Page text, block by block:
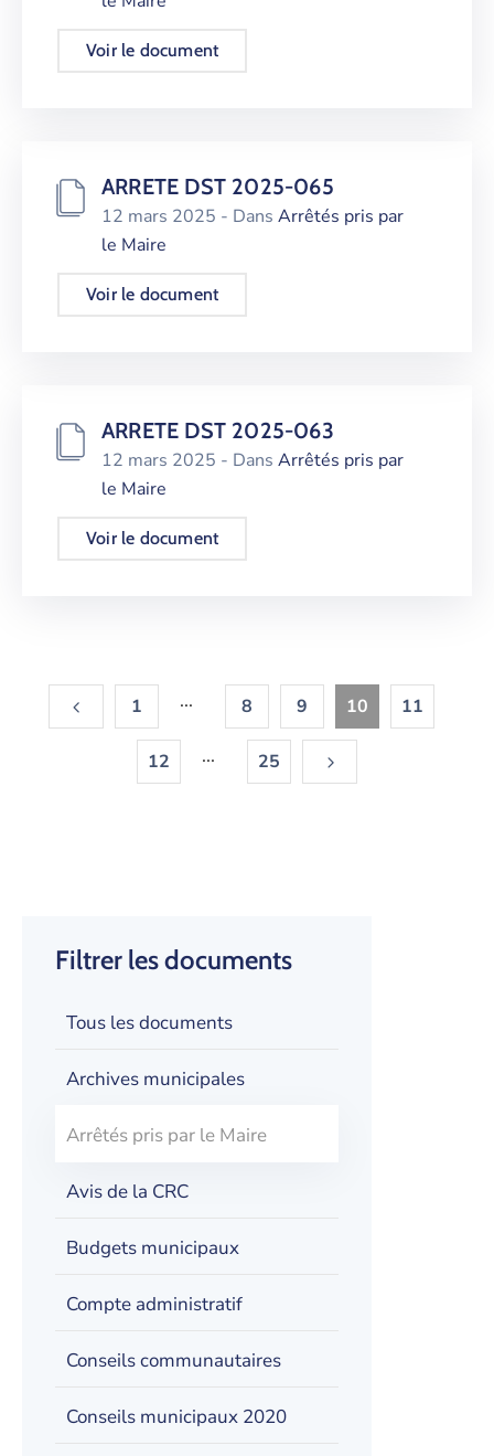
Filtrer les documents
Tous les documents
Archives municipales
Arrêtés pris par le Maire
Avis de la CRC
Budgets municipaux
Compte administratif
Conseils communautaires
Conseils municipaux 2020
Voir le document
ARRETE DST 2025-065
12 mars 2025 - Dans Arrêtés pris par
le Maire
Voir le document
ARRETE DST 2025-063
12 mars 2025 - Dans Arrêtés pris par
le Maire
Voir le document
1 ... 8 9 10 11
12 ... 25